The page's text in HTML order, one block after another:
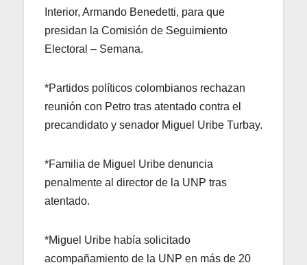
Interior, Armando Benedetti, para que
presidan la Comisión de Seguimiento
Electoral – Semana.
*Partidos políticos colombianos rechazan
reunión con Petro tras atentado contra el
precandidato y senador Miguel Uribe Turbay.
*Familia de Miguel Uribe denuncia
penalmente al director de la UNP tras
atentado.
*Miguel Uribe había solicitado
acompañamiento de la UNP en más de 20